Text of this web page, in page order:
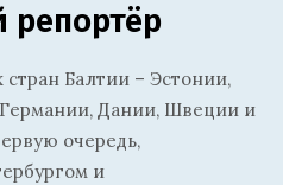
репортёр
стран Балтии – Эстонии,
Дании, Швеции и
очередь,
и